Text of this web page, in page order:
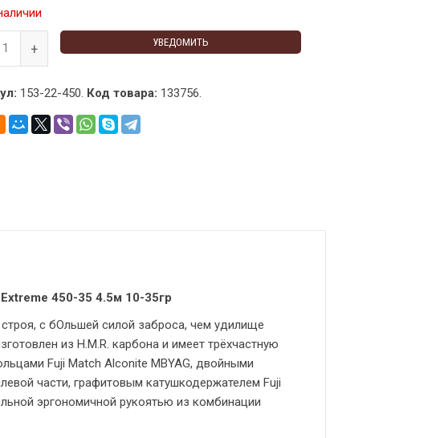
УВЕДОМИТЬ
153-22-450. Код товара: 133756.
450-35 4.5м 10-35гр
с бОльшей силой заброса, чем удилище
из H.M.R. карбона и имеет трёхчастную
Fuji Match Alconite MBYAG, двойными
части, графитовым катушкодержателем Fuji
эргономичной рукоятью из комбинации